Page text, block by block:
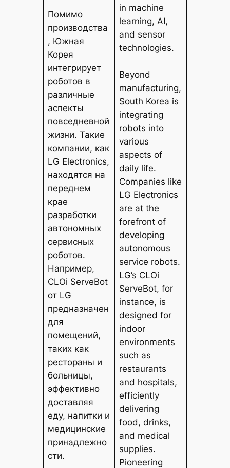
Помимо
производства
, Южная
Корея
интегрирует
роботов в
различные
аспекты
повседневной
жизни. Такие
компании, как
LG Electronics,
находятся на
переднем
крае
разработки
автономных
сервисных
роботов.
Например,
CLOi ServeBot
от LG
предназначен
для
помещений,
таких как
рестораны и
больницы,
эффективно
доставляя
еду, напитки и
медицинские
принадлежно
сти.
in machine
learning, AI,
and sensor
technologies.
Beyond
manufacturing,
South Korea is
integrating
robots into
various
aspects of
daily life.
Companies like
LG Electronics
are at the
forefront of
developing
autonomous
service robots.
LG’s CLOi
ServeBot, for
instance, is
designed for
indoor
environments
such as
restaurants
and hospitals,
efficiently
delivering
food, drinks,
and medical
supplies.
Pioneering